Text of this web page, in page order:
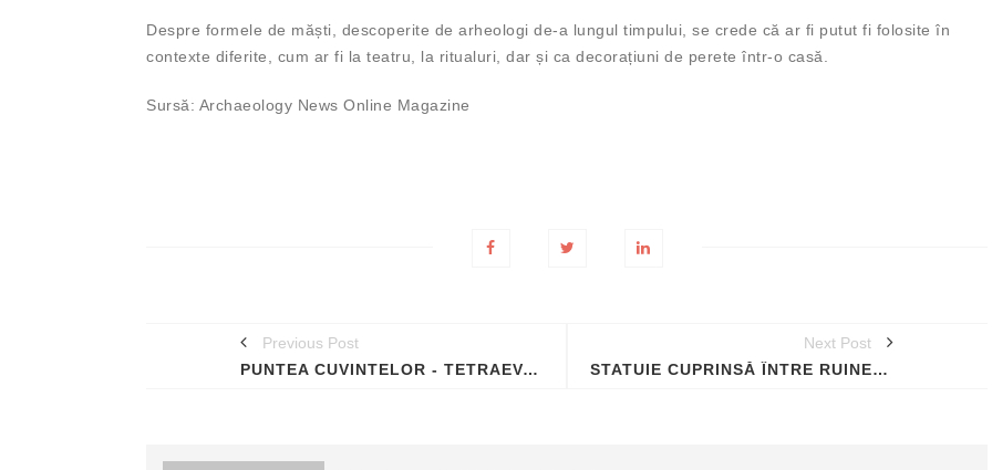
Despre formele de măști, descoperite de arheologi de-a lungul timpului, se crede că ar fi putut fi folosite în
contexte diferite, cum ar fi la teatru, la ritualuri, dar și ca decorațiuni de perete într-o casă.
Sursă: Archaeology News Online Magazine
Previous Post
PUNTEA CUVINTELOR - TETRAEVANGHELUL DIN 1561 ȘI NAȘTEREA LIMBII ROMÂNE LITERARE
Next Post
STATUIE CUPRINSĂ ÎNTRE RUINELE ZIDULUI UNEI CLĂDIRI, DESCOPERITĂ LA FILIPI